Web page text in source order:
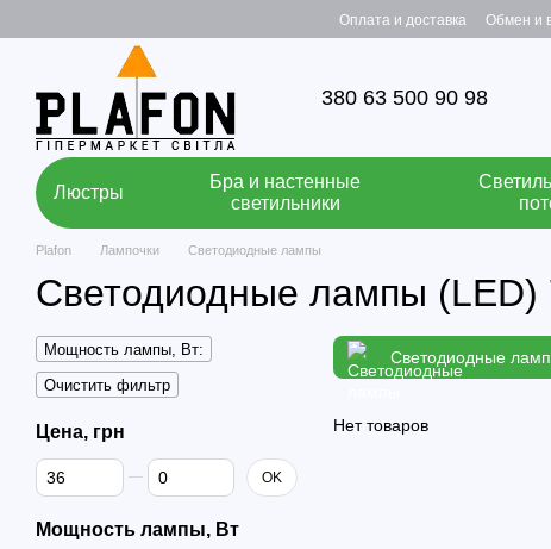
Оплата и доставка Обмен и
380 63 500 90 98
Люстры
Бра и настенные
светильники
Plafon Лампочки Светодиодные лампы
Светодиодные лампы (LED)
Светодиодные
Нет товаров
Мощность лампы, Вт:
Очистить фильтр
Цена, грн
От Цена, грн
До Цена, грн OK
Мощность лампы, Вт